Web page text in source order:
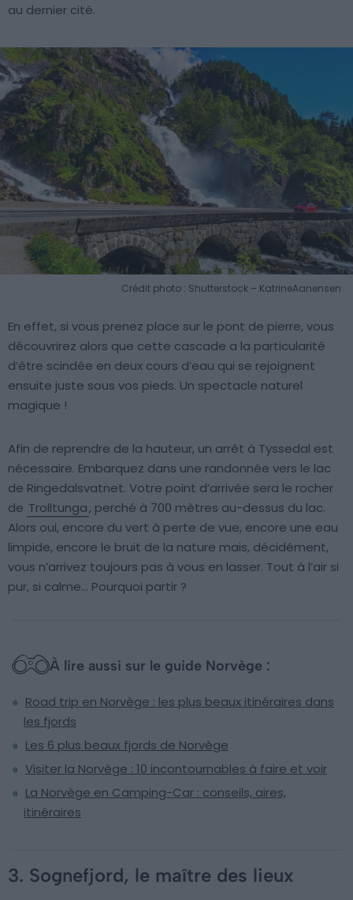
au dernier cité.
Crédit photo : Shutterstock – KatrineAanensen
En effet, si vous prenez place sur le pont de pierre, vous
découvrirez alors que cette cascade a la particularité
d’être scindée en deux cours d’eau qui se rejoignent
ensuite juste sous vos pieds. Un spectacle naturel
magique !
Afin de reprendre de la hauteur, un arrêt à Tyssedal est
nécessaire. Embarquez dans une randonnée vers le lac
de Ringedalsvatnet. Votre point d’arrivée sera le rocher
de Trolltunga, perché à 700 mètres au-dessus du lac.
Alors oui, encore du vert à perte de vue, encore une eau
limpide, encore le bruit de la nature mais, décidément,
vous n’arrivez toujours pas à vous en lasser. Tout à l’air si
pur, si calme… Pourquoi partir ?
À lire aussi sur le guide Norvège :
Road trip en Norvège : les plus beaux itinéraires dans
les fjords
Les 6 plus beaux fjords de Norvège
Visiter la Norvège : 10 incontournables à faire et voir
La Norvège en Camping-Car : conseils, aires,
itinéraires
3. Sognefjord, le maître des lieux